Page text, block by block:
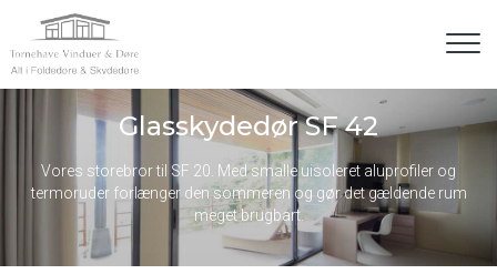
hovedindhold
Glasskydedør SF 42
Vores storebror til SF 20. Med smalle uisoleret aluprofiler og
termoruder forlænger den sommeren og gør det gældende rum
meget brugbart.